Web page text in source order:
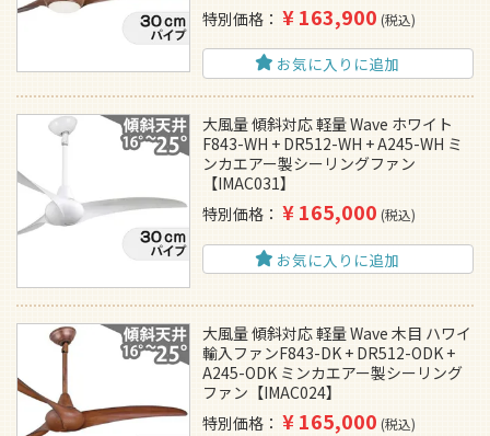
特別価格
¥163,900 税込
お気に入りに追加
大風量 傾斜対応 軽量 Wave ホワイト
F843-WH + DR512-WH + A245-WH ミ
ンカエアー製シーリングファン
【IMAC031】
特別価格
¥165,000 税込
お気に入りに追加
大風量 傾斜対応 軽量 Wave 木目 ハワイ
輸入ファンF843-DK + DR512-ODK +
A245-ODK ミンカエアー製シーリング
ファン【IMAC024】
特別価格
¥165,000 税込